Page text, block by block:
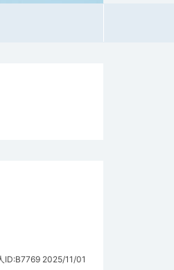
ID:B7769 2025/11/01